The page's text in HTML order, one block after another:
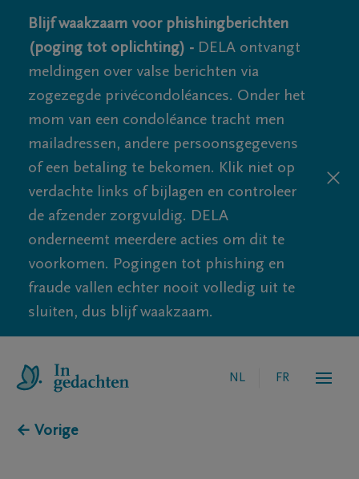
Blijf waakzaam voor phishingberichten
(poging tot oplichting) - DELA ontvangt
meldingen over valse berichten via
zogezegde privécondoléances. Onder het
mom van een condoléance tracht men
mailadressen, andere persoonsgegevens
of een betaling te bekomen. Klik niet op
verdachte links of bijlagen en controleer
de afzender zorgvuldig. DELA
onderneemt meerdere acties om dit te
voorkomen. Pogingen tot phishing en
fraude vallen echter nooit volledig uit te
sluiten, dus blijf waakzaam.
NL FR
← Vorige